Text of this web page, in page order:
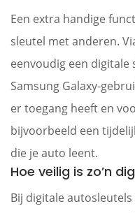
Een extra handige
sleutel met anderen.
eenvoudig een
Samsung Galaxy-
er toegang heeft en
bijvoorbeeld een
die je auto leent.
Hoe veilig is zo’n
Bij digitale